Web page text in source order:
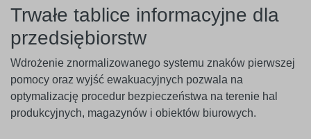
Trwałe tablice informacyjne dla
przedsiębiorstw
Wdrożenie znormalizowanego systemu znaków pierwszej
pomocy oraz wyjść ewakuacyjnych pozwala na
optymalizację procedur bezpieczeństwa na terenie hal
produkcyjnych, magazynów i obiektów biurowych.